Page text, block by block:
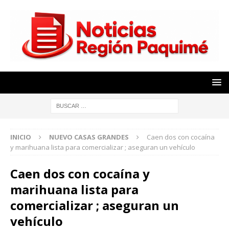
INICIO NUEVO CASAS GRANDES
Caen dos con cocaína
y marihuana lista para comercializar ; aseguran un vehículo
Caen dos con cocaína y
marihuana lista para
comercializar ; aseguran un
vehículo